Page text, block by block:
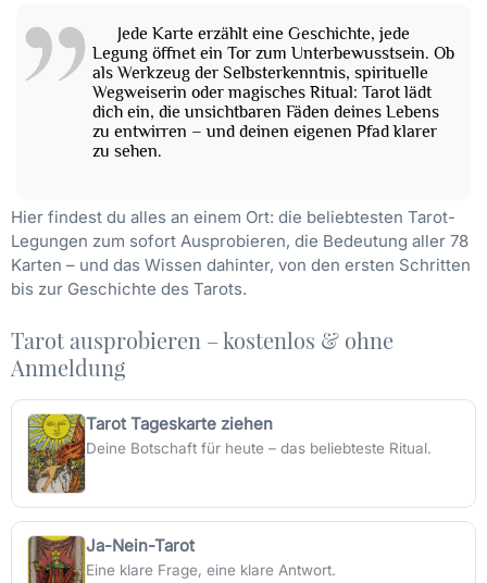
Jede Karte erzählt eine Geschichte, jede
Legung öffnet ein Tor zum Unterbewusstsein. Ob
als Werkzeug der Selbsterkenntnis, spirituelle
Wegweiserin oder magisches Ritual: Tarot lädt
dich ein, die unsichtbaren Fäden deines Lebens
zu entwirren – und deinen eigenen Pfad klarer
zu sehen.
Hier findest du alles an einem Ort: die beliebtesten Tarot-
Legungen zum sofort Ausprobieren, die Bedeutung aller 78
Karten – und das Wissen dahinter, von den ersten Schritten
bis zur Geschichte des Tarots.
Tarot ausprobieren – kostenlos & ohne
Anmeldung
Tarot Tageskarte ziehen
Deine Botschaft für heute – das beliebteste Ritual.
Ja-Nein-Tarot
Eine klare Frage, eine klare Antwort.